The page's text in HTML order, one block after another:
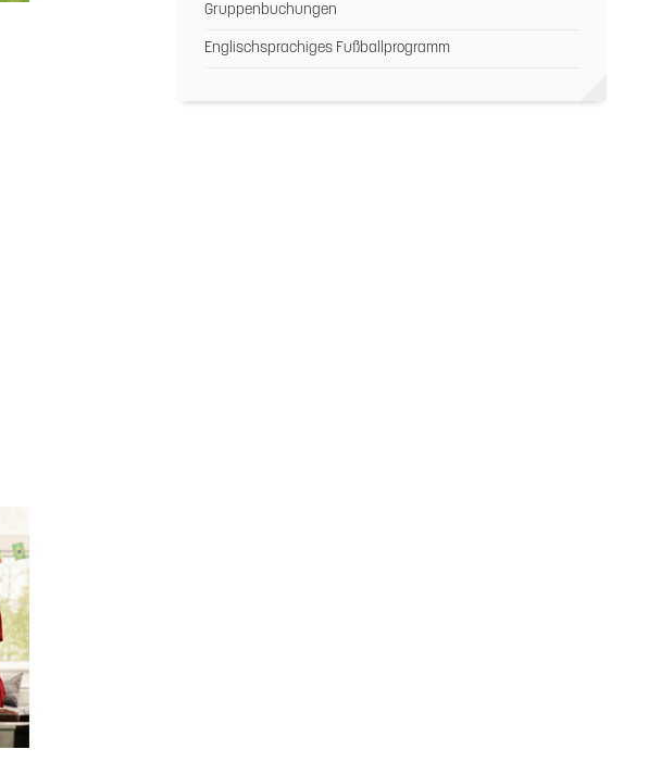
Gruppenbuchungen
Englischsprachiges Fußballprogramm